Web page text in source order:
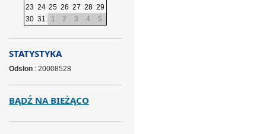
23 24 25 26 27 28 29
30 31 1 2 3 4 5
STATYSTYKA
Odsłon: 20008528
BĄDŹ NA BIEŻĄCO